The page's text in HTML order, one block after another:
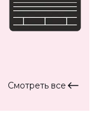
Смотреть все